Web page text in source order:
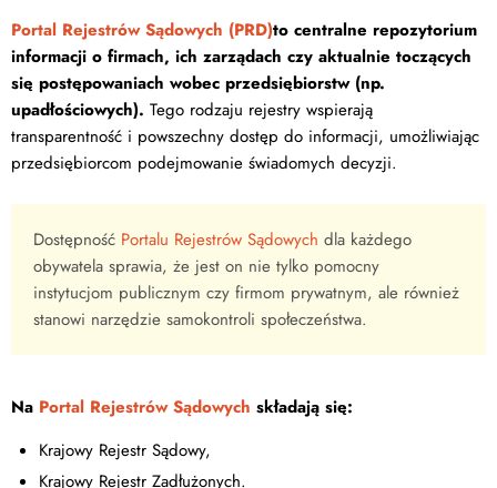
Portal Rejestrów Sądowych (PRD)to centralne repozytorium
informacji o firmach, ich zarządach czy aktualnie toczących
się postępowaniach wobec przedsiębiorstw (np.
upadłościowych). Tego rodzaju rejestry wspierają
transparentność i powszechny dostęp do informacji, umożliwiając
przedsiębiorcom podejmowanie świadomych decyzji.
Dostępność Portalu Rejestrów Sądowych dla każdego
obywatela sprawia, że jest on nie tylko pomocny
instytucjom publicznym czy firmom prywatnym, ale również
stanowi narzędzie samokontroli społeczeństwa.
Na Portal Rejestrów Sądowych składają się:
Krajowy Rejestr Sądowy,
Krajowy Rejestr Zadłużonych.